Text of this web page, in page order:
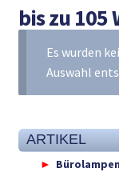
bis zu 105
Es wurden
Auswahl
ARTIKEL
Bürolampen